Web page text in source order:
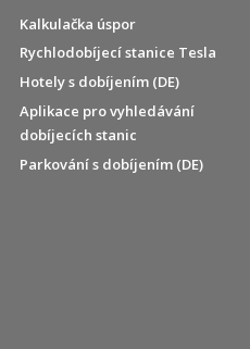
Kalkulačka úspor
Rychlodobíjecí stanice Tesla
Hotely s dobíjením (DE)
Aplikace pro vyhledávání
dobíjecích stanic
Parkování s dobíjením (DE)